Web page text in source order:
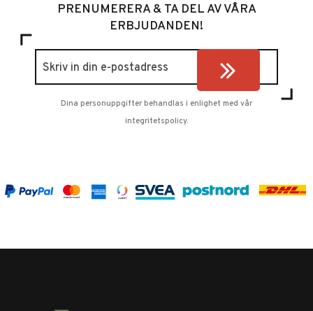
PRENUMERERA & TA DEL AV VÅRA
ERBJUDANDEN!
Dina personuppgifter behandlas i enlighet med vår
integritetspolicy.